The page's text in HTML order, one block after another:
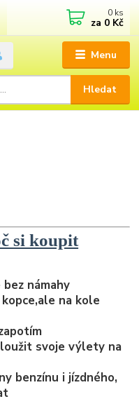
Menu
Hledat
0 ks
za 0 Kč
si koupit
námahy
na kole
svoje výlety na
benzínu i jízdného,